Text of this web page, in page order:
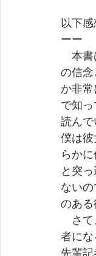
以下感
ーー
本書
の信
か非
で知
読ん
僕は
らか
と突
ない
のあ
さて
者に